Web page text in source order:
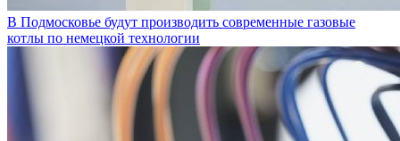
В Подмосковье будут производить современные газовые
котлы по немецкой технологии